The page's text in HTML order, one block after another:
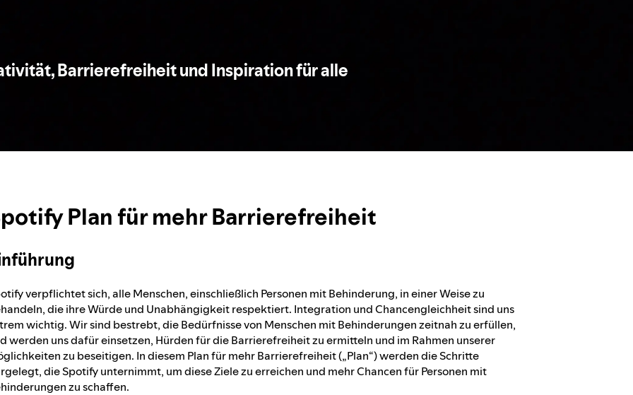
Barrierefreiheit und Inspiration für alle
Plan für mehr Barrierefreiheit
verpflichtet sich, alle Menschen, einschließlich Personen mit Behinderung, in einer Weise zu
die ihre Würde und Unabhängigkeit respektiert. Integration und Chancengleichheit sind uns
wichtig. Wir sind bestrebt, die Bedürfnisse von Menschen mit Behinderungen zeitnah zu erfüllen,
werden uns dafür einsetzen, Hürden für die Barrierefreiheit zu ermitteln und im Rahmen unserer
zu beseitigen. In diesem Plan für mehr Barrierefreiheit („Plan“) werden die Schritte
die Spotify unternimmt, um diese Ziele zu erreichen und mehr Chancen für Personen mit
zu schaffen.